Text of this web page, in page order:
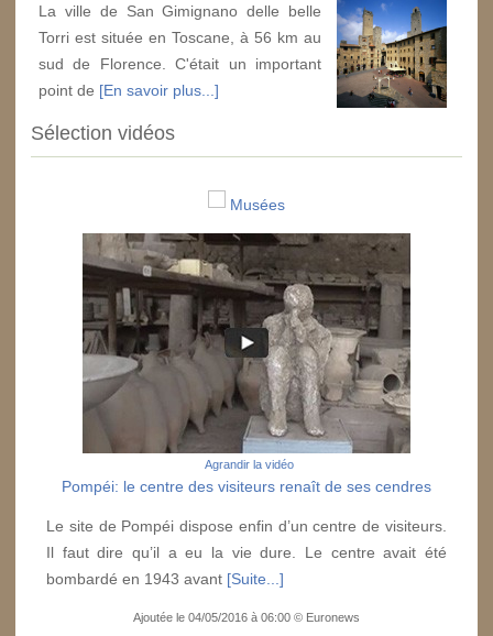
La ville de San Gimignano delle belle
Torri est située en Toscane, à 56 km au
sud de Florence. C'était un important
point de [En savoir plus...]
Sélection vidéos
Musées
Agrandir la vidéo
Pompéi: le centre des visiteurs renaît de ses cendres
Le site de Pompéi dispose enfin d’un centre de visiteurs.
Il faut dire qu’il a eu la vie dure. Le centre avait été
bombardé en 1943 avant [Suite...]
Ajoutée le 04/05/2016 à 06:00 © Euronews